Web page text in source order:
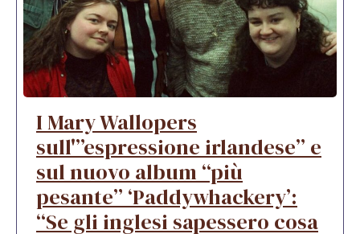
I Mary Wallopers
sull'”espressione irlandese” e
sul nuovo album “più
pesante” ‘Paddywhackery’:
“Se gli inglesi sapessero cosa